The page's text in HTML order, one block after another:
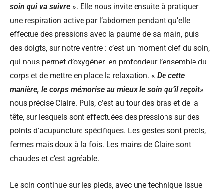
soin qui va suivre ». Elle nous invite ensuite à pratiquer
une respiration active par l’abdomen pendant qu’elle
effectue des pressions avec la paume de sa main, puis
des doigts, sur notre ventre : c’est un moment clef du soin,
qui nous permet d’oxygéner en profondeur l’ensemble du
corps et de mettre en place la relaxation. « De cette
manière, le corps mémorise au mieux le soin qu’il reçoit»
nous précise Claire. Puis, c’est au tour des bras et de la
tête, sur lesquels sont effectuées des pressions sur des
points d’acupuncture spécifiques. Les gestes sont précis,
fermes mais doux à la fois. Les mains de Claire sont
chaudes et c’est agréable.
Le soin continue sur les pieds, avec une technique issue